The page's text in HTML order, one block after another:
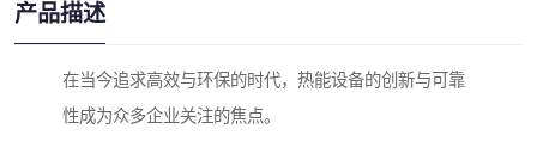
产品描述
在当今追求高效与环保的时代，热能设备的创新与可靠
性成为众多企业关注的焦点。